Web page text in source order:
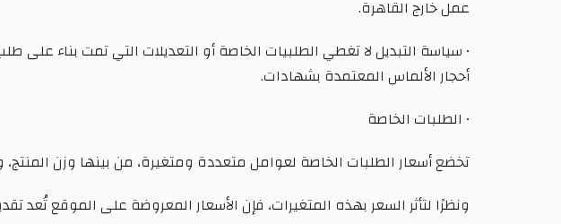
عمل خارج القاهرة.
• سياسة التبديل لا تغطي الطلبيات الخاصة أو التعديلات التي تمت بناء على
أحجار الألماس المعتمدة بشهادات.
• الطلبات الخاصة
تخضع أسعار الطلبات الخاصة لعوامل متعددة ومتغيرة، من بينها وزن
ونظرًا لتأثر السعر بهذه المتغيرات، فإن الأسعار المعروضة على الموقع تُعد